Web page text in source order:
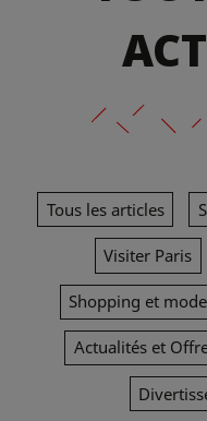
ACTUALITÉS
Tous les articles
Visiter Paris
Shopping et mode
Actualités et